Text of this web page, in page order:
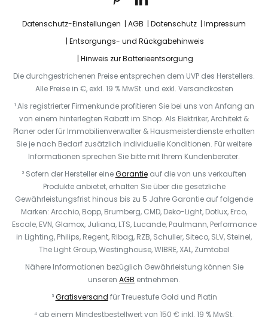
Datenschutz-Einstellungen AGB Datenschutz
Impressum
Entsorgungs- und Rückgabehinweis
Hinweis zur Batterieentsorgung
Die durchgestrichenen Preise entsprechen dem UVP des Herstellers.
Alle Preise in €, exkl. 19 % MwSt. und exkl. Versandkosten
¹ Als registrierter Firmenkunde profitieren Sie bei uns von Anfang an
von einem hinterlegten Rabatt im Shop. Als Elektriker, Architekt &
Planer oder für Immobilienverwalter & Hausmeisterdienste erhalten
Sie je nach Bedarf zusätzlich individuelle Konditionen. Für weitere
Informationen sprechen Sie bitte mit Ihrem Kundenberater.
² Sofern der Hersteller eineGarantieauf die von uns verkauften
Produkte anbietet, erhalten Sie über die gesetzliche
Gewährleistungsfrist hinaus bis zu 5 Jahre Garantie auf folgende
Marken: Arcchio, Bopp, Brumberg, CMD, Deko-Light, Dotlux, Erco,
Escale, EVN, Glamox, Juliana, LTS, Lucande, Paulmann, Performance
in Lighting, Philips, Regent, Ribag, RZB, Schuller, Siteco, SLV, Steinel,
The Light Group, Westinghouse, WIBRE, XAL, Zumtobel
Nähere Informationen bezüglich Gewährleistung können Sie
unseren AGB entnehmen.
³Gratisversand für Treuestufe Gold und Platin
⁴ ab einem Mindestbestellwert von 150 € inkl. 19 % MwSt.